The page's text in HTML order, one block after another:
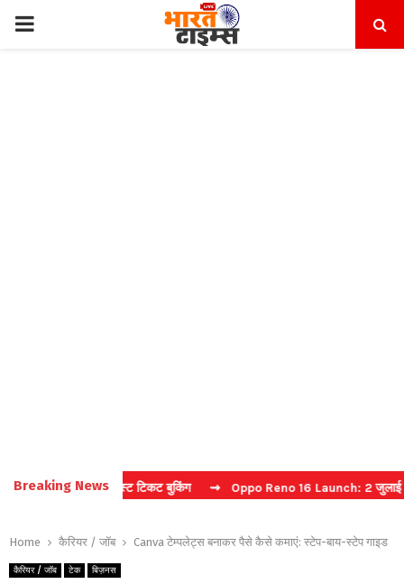
PRIMARY
Breaking News
कैप्चा करें फास्ट टिकट बुकिंग ⇝ Oppo Reno 16 Launch: 2 जुलाई को भारत में
Home कैरियर / जॉब Canva टेम्पलेट्स बनाकर पैसे कैसे कमाएं: स्टेप-बाय-स्टेप गाइड
कैरियर / जॉब टेक बिज़नस